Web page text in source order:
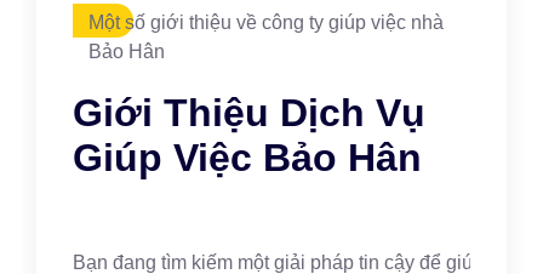
Một số giới thiệu về công ty giúp việc nhà
Bảo Hân
Giới Thiệu Dịch Vụ
Giúp Việc Bảo Hân
Bạn đang tìm kiếm một giải pháp tin cậy để giúp